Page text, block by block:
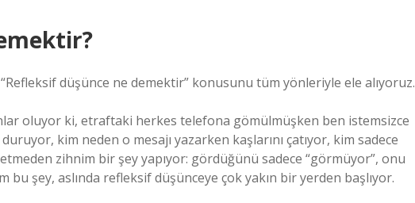
düşünce ne demektir” konusunu tüm yönleriyle ele alıyoruz.
oluyor ki, etraftaki herkes telefona gömülmüşken ben istemsizce
kim neden o mesajı yazarken kaşlarını çatıyor, kim sadece
zihnim bir şey yapıyor: gördüğünü sadece “görmüyor”, onu
bu şey, aslında refleksif düşünceye çok yakın bir yerden başlıyor.